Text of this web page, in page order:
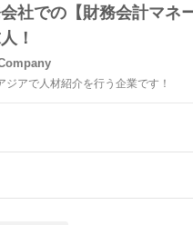
社での【財務会計マネ
！
アで人材紹介を行う企業です！